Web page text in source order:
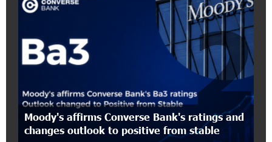
EBRD Bonds
17:27:45 6-07-2026
From Financial Adventures to Great Victories:
The 4th Junius Financial Online Tournament
16:43:06 6-07-2026
The Power of One Dram and the Armenian State
Symphony Orchestra Conclude the Forest
Moody's affirms Converse Bank's ratings and
changes outlook to positive from stable
2